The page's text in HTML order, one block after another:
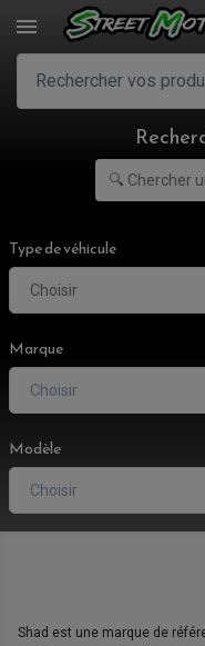
Type de véhicule
Choisir
Marque
Choisir
Modèle
Choisir
Shad est une marque de